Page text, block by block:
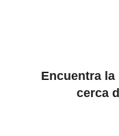
Encuentra
cerca